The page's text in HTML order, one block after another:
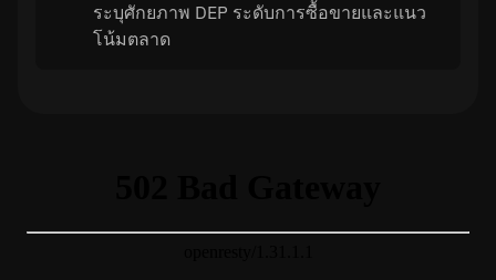
ระบุศักยภาพ DEP ระดับการซื้อขายและแนว
โน้มตลาด